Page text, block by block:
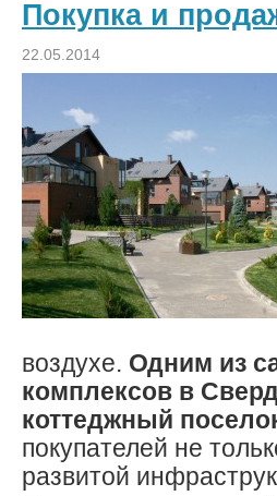
Покупка и
22.05.2014
воздухе. Одним из
комплексов в
коттеджный
покупателей не
развитой